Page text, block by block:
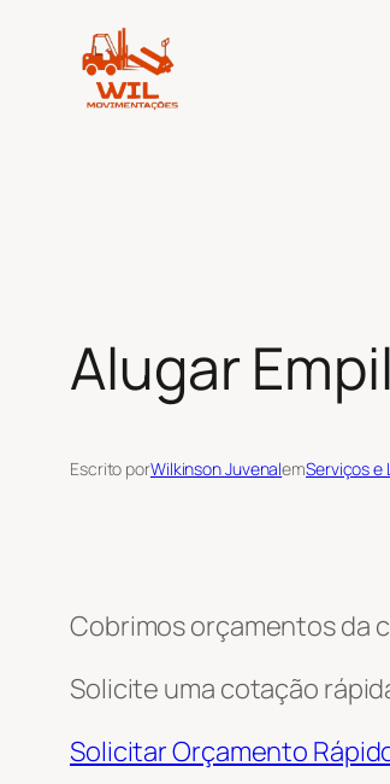
Alugar
Escrito porWilkinson JuvenalemServiços e
Cobrimos orçamentos da
Solicite uma cotação
Solicitar Orçamento